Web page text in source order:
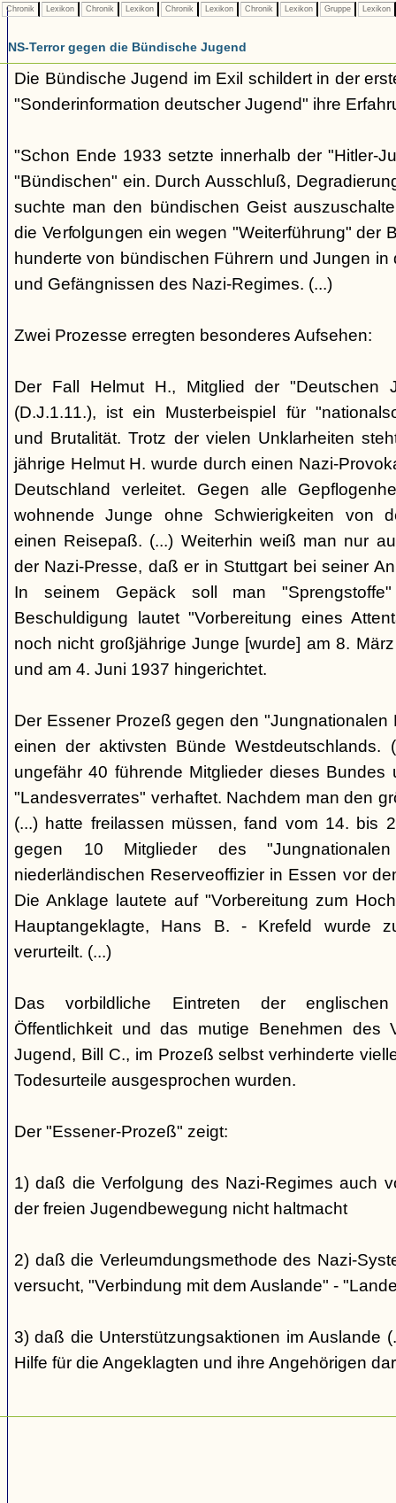
Chronik Lexikon Chronik Lexikon Chronik Lexikon Chronik Lexikon Gruppe Lexikon
NS-Terror gegen die Bündische Jugend
Die Bündische Jugend im Exil schildert in der
"Sonderinformation deutscher Jugend" ihre
"Schon Ende 1933 setzte innerhalb der "Hitler-
"Bündischen" ein. Durch Ausschluß,
suchte man den bündischen Geist
die Verfolgungen ein wegen "Weiterführung" der
hunderte von bündischen Führern und Jungen
und Gefängnissen des Nazi-Regimes. (...)
Zwei Prozesse erregten besonderes Aufsehen:
Der Fall Helmut H., Mitglied der "Deutschen
(D.J.1.11.), ist ein Musterbeispiel für
und Brutalität. Trotz der vielen Unklarheiten
jährige Helmut H. wurde durch einen Nazi-
Deutschland verleitet. Gegen alle
wohnende Junge ohne Schwierigkeiten von
einen Reisepaß. (...) Weiterhin weiß man nur
der Nazi-Presse, daß er in Stuttgart bei seiner
In seinem Gepäck soll man
Beschuldigung lautet "Vorbereitung eines
noch nicht großjährige Junge [wurde] am 8.
und am 4. Juni 1937 hingerichtet.
Der Essener Prozeß gegen den "Jungnationalen
einen der aktivsten Bünde Westdeutschlands.
ungefähr 40 führende Mitglieder dieses Bundes
"Landesverrates" verhaftet. Nachdem man den
(...) hatte freilassen müssen, fand vom 14. bis
gegen 10 Mitglieder des
niederländischen Reserveoffizier in Essen vor
Die Anklage lautete auf "Vorbereitung zum
Hauptangeklagte, Hans B. - Krefeld wurde
verurteilt. (...)
Das vorbildliche Eintreten der
Öffentlichkeit und das mutige Benehmen des
Jugend, Bill C., im Prozeß selbst verhinderte
Todesurteile ausgesprochen wurden.
Der "Essener-Prozeß" zeigt:
1) daß die Verfolgung des Nazi-Regimes auch
der freien Jugendbewegung nicht haltmacht
2) daß die Verleumdungsmethode des Nazi-
versucht, "Verbindung mit dem Auslande" -
3) daß die Unterstützungsaktionen im Auslande
Hilfe für die Angeklagten und ihre Angehörigen